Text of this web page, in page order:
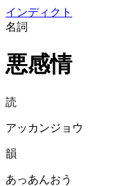
インディクト
名詞
悪感情
読
アッカンジョウ
韻
あっあんおう